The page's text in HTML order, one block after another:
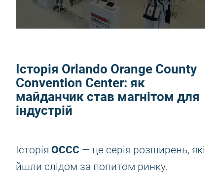
Історія Orlando Orange County
Convention Center: як
майданчик став магнітом для
індустрій
Історія OCCC — це серія розширень, які
йшли слідом за попитом ринку.